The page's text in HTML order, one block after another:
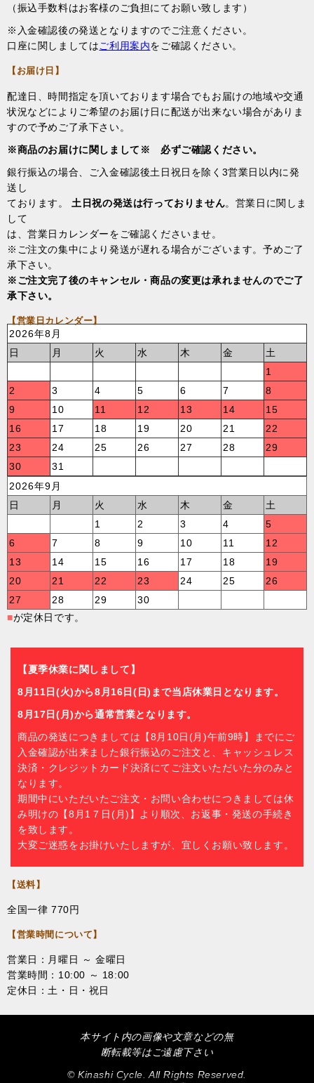
（振込手数料はお客様のご負担にてお願い致します）
※入金確認後の発送となりますのでご注意ください。
口座に関しましてはご利用案内をご確認ください。
【お届け日】
配達日、時間指定を頂いております場合でもお届けの地域や交通
状況などによりご希望のお届け日に配送が出来ない場合がありま
すので予めご了承下さい。
※商品のお届けに関しまして※ 必ずご確認ください。
銀行振込の場合、ご入金確認後土日祝日を除く3営業日以内に発
送し
ております。 土日祝の発送は行っておりません。営業日に関しま
して
は、営業日カレンダーをご確認くださいませ。
※ご注文の集中により発送が遅れる場合がございます。予めご了
承下さい。
※ご注文完了後のキャンセル・商品の変更は承れませんのでご了
承下さい。
【営業日カレンダー】
2026年8月
日
月 火 水 木 金
土
1
2
3 4 5 6 7
8
9
10 11 12 13 14
15
16
17 18 19 20 21
22
23
24 25 26 27 28
29
30
31
2026年9月
日
月 火 水 木 金
土
1
2 3 4
5
6
7 8 9 10 11
12
13
14 15 16 17 18
19
20
21 22 23 24 25
26
27
28 29
30
■が定休日です。
【夏季休業に関しまして】
8月11日(火)から8月16日(日)まで当店休業日となります。
8月17日(月)から通常営業となります。
商品の発送につきましては【8月10日(月)午前9時】までにご
入金確認が出来ました銀行振込のご注文と、キャッシュレス
決済・クレジットカード決済にてご注文いただいた分のみと
なります。
期間中にいただいたご注文・お問い合わせにつきましては休
み明けの【8月1７日(月)】より順次、お返事・発送の手続き
を致します。
大変ご迷惑をお掛けいたしますが、宜しくお願い致します。
【送料】
全国一律 770円
【営業時間について】
営業日：月曜日 ～ 金曜日
営業時間：10:00 ～ 18:00
定休日：土・日・祝日
本サイト内の画像や文章などの無
断転載等はご遠慮下さい
© Kinashi Cycle. All Rights Reserved.